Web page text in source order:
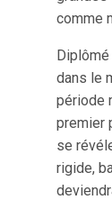
comme
Diplômé
dans le
période
premier
se
rigide,